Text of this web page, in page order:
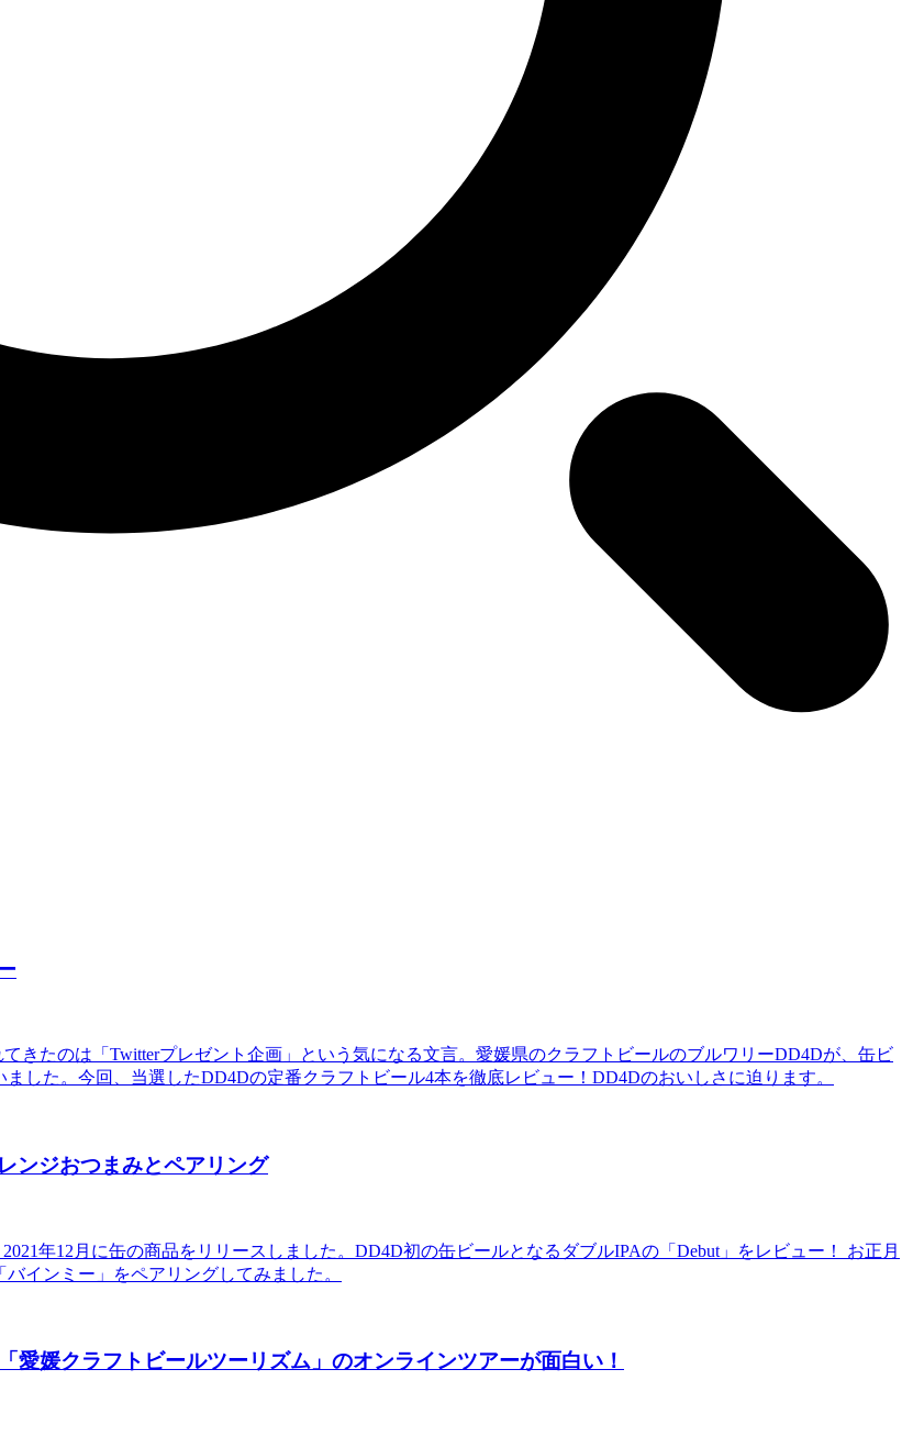
きたのは「Twitterプレゼント企画」という気になる文言。愛媛県のクラフトビールのブルワリーDD4Dが、缶ビ
した。今回、当選したDD4Dの定番クラフトビール4本を徹底レビュー！DD4Dのおいしさに迫ります。
ンジおつまみとペアリング
年12月に缶の商品をリリースしました。DD4D初の缶ビールとなるダブルIPAの「Debut」をレビュー！ お正月
インミー」をペアリングしてみました。
愛媛クラフトビールツーリズム」のオンラインツアーが面白い！